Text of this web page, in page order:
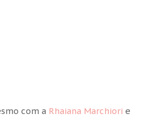
com a Rhaiana Marchiori e